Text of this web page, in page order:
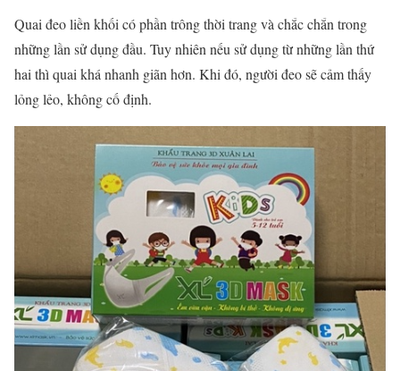
Quai đeo liền khối có phần trông thời trang và chắc chắn trong
những lần sử dụng đầu. Tuy nhiên nếu sử dụng từ những lần thứ
hai thì quai khá nhanh giãn hơn. Khi đó, người đeo sẽ cảm thấy
lỏng lẻo, không cố định.